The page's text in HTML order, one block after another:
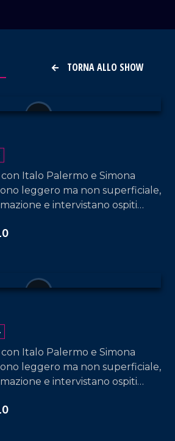
TORNA ALLO SHOW
Italo Palermo e Simona
leggero ma non superficiale,
e intervistano ospiti
Italo Palermo e Simona
leggero ma non superficiale,
e intervistano ospiti